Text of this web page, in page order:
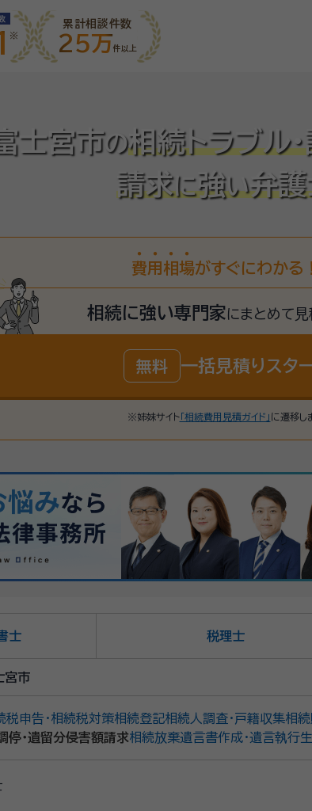
累計相談件数
25万件以上
士宮市の相続トラブル
請求に強い弁
費用 相 場がすぐにわかる！
相続に強い専門家にまとめて
無料 一括見積りスタ
※姉妹サイト「相続費用見積ガイド」 に遷移し
士 税理士
宮市
税申告・相続税対策相続登記相続人調査・戸籍収集相
停・遺留分侵害額請求相続放棄遺言書作成・遺言執行